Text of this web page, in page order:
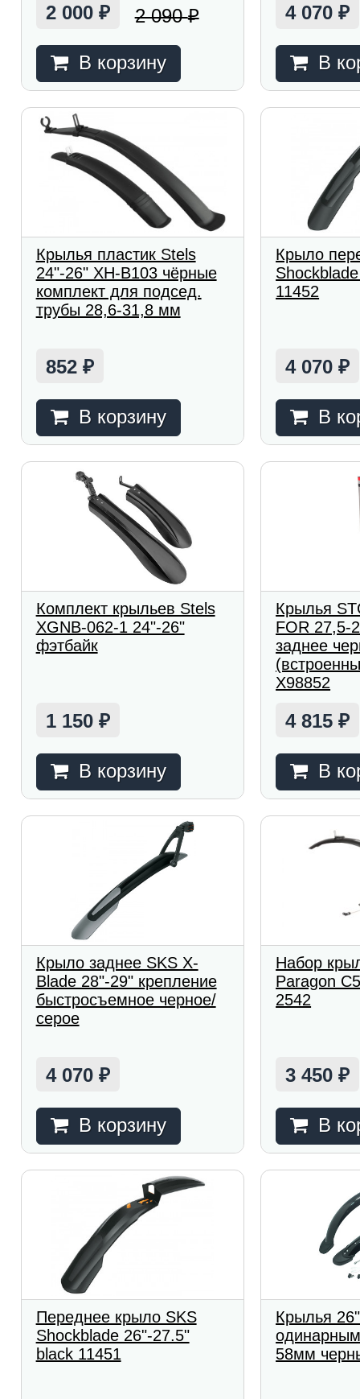
2 000 ₽ 2 090₽
В корзину
4 070₽
В
Крылья пластик Stels
24"-26" XH-B103 чёрные
комплект для подсед.
трубы 28,6-31,8 мм
852 ₽
В корзину
Крыло
11452
4 070₽
В
Комплект крыльев Stels
XGNB-062-1 24"-26"
фэтбайк
1 150 ₽
В корзину
Крылья
FOR 27,5-
заднее
Х98852
4 815₽
В
Крыло заднее SKS X-
Blade 28"-29" крепление
быстросъемное черное/
серое
4 070 ₽
В корзину
Набор
Paragon
2542
3 450₽
В
Переднее крыло SKS
Shockblade 26"-27.5"
black 11451
Крылья
58мм